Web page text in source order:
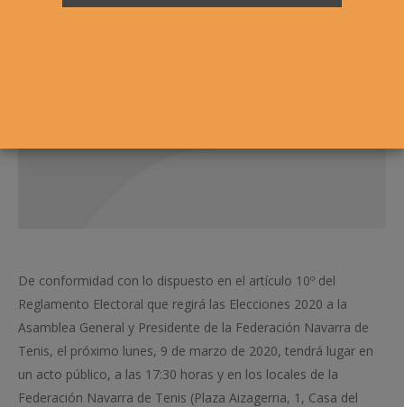
De conformidad con lo dispuesto en el artículo 10º del
Reglamento Electoral que regirá las Elecciones 2020 a la
Asamblea General y Presidente de la Federación Navarra de
Tenis, el próximo lunes, 9 de marzo de 2020, tendrá lugar en
un acto público, a las 17:30 horas y en los locales de la
Federación Navarra de Tenis (Plaza Aizagerria, 1, Casa del